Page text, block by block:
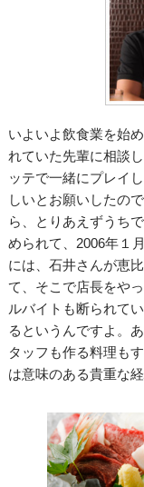
いよいよ飲食業を始
れていた先輩に相談
ッテで一緒にプレイ
しいとお願いしたの
ら、とりあえずうち
められて、2006年１
には、石井さんが恵
て、そこで店長をや
ルバイトも断られて
るというんですよ。
タッフも作る料理も
は意味のある貴重な